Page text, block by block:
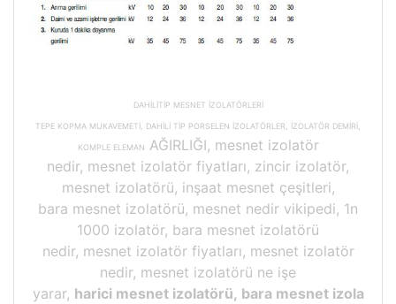
DAHİLİTİP MESNET İZOLATÖRLERİ
TEPE KOPMA MUKAVEMETİ, DAHİLİ TİP PORSELEN İZOLATÖRLER, İZOLATÖR DEMİRİ,
KOMPLE ELEMAN
AĞIRLIĞI, mesnet izolatör
nedir, mesnet izolatör fiyatları, zincir izolatör,
mesnet izolatörü, inşaat mesnet çeşitleri,
bara mesnet izolatörü, mesnet nedir vikipedi, 1n
1000 izolatör, bara mesnet izolatörü
nedir, mesnet izolatör fiyatları, mesnet izolatör
nedir, mesnet izolatörü ne işe
yarar, harici mesnet izolatörü, bara mesnet izola